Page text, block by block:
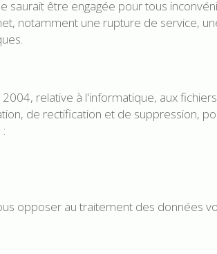
saurait être engagée pour tous
notamment une rupture de service,
relative à l'informatique, aux
de rectification et de suppression,
opposer au traitement des données